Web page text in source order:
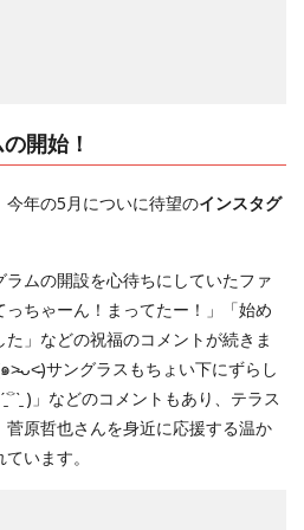
開始！
年の5月についに待望のインスタグ
ムの開設を心待ちにしていたファ
ちゃーん！まってたー！」「始め
」などの祝福のコメントが続きま
˃̵ᴗ˂̵)サングラスもちょい下にずらし
)」などのコメントもあり、テラス
原哲也さんを身近に応援する温か
います。